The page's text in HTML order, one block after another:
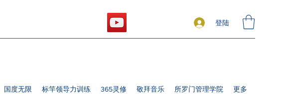
登陆
国度无限 标竿领导力训练 365灵修 敬拜音乐 所罗门管理学院 更多